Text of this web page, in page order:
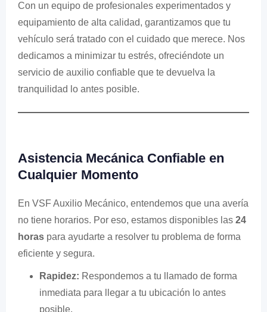
Con un equipo de profesionales experimentados y
equipamiento de alta calidad, garantizamos que tu
vehículo será tratado con el cuidado que merece. Nos
dedicamos a minimizar tu estrés, ofreciéndote un
servicio de auxilio confiable que te devuelva la
tranquilidad lo antes posible.
Asistencia Mecánica Confiable en
Cualquier Momento
En VSF Auxilio Mecánico, entendemos que una avería
no tiene horarios. Por eso, estamos disponibles las 24
horas para ayudarte a resolver tu problema de forma
eficiente y segura.
Rapidez: Respondemos a tu llamado de forma
inmediata para llegar a tu ubicación lo antes
posible.